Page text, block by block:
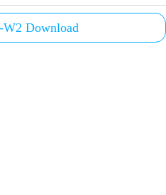
Download